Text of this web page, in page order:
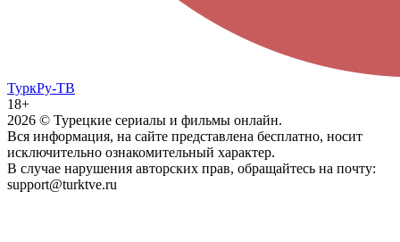
ТуркРу-ТВ
18+
2026 © Турецкие сериалы и фильмы онлайн.
Вся информация, на сайте представлена бесплатно, носит
исключительно ознакомительный характер.
В случае нарушения авторских прав, обращайтесь на почту:
support@turktve.ru